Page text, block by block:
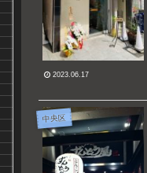
2023.06.17
中央区